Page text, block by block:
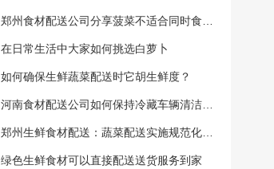
在日常生活中大家如何挑选白萝卜
如何确保生鲜蔬菜配送时它胡生鲜度？
绿色生鲜食材可以直接配送送货服务到家